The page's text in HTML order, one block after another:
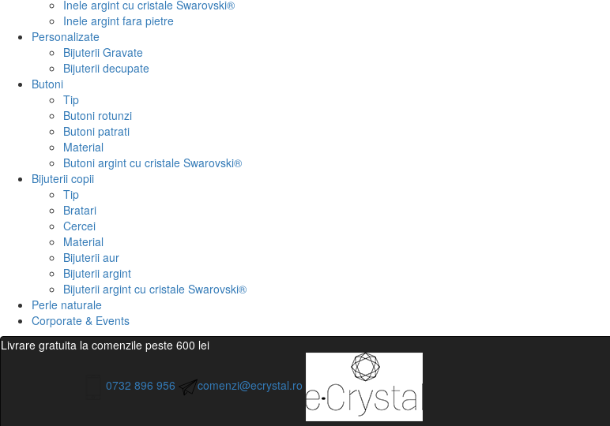
Inele argint cu cristale Swarovski®
Inele argint fara pietre
Personalizate
Bijuterii Gravate
Bijuterii decupate
Butoni
Tip
Butoni rotunzi
Butoni patrati
Material
Butoni argint cu cristale Swarovski®
Bijuterii copii
Tip
Bratari
Cercei
Material
Bijuterii aur
Bijuterii argint
Bijuterii argint cu cristale Swarovski®
Perle naturale
Corporate & Events
Livrare gratuita la comenzile peste 600 lei
0732 896 956 comenzi@ecrystal.ro